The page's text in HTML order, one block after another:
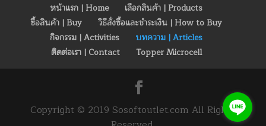
หน้าแรก | Home
เลือกสินค้า | Products
ซื้อสินค้า | Buy
วิธีสั่งซื้อและชำระเงิน | How to Buy
กิจกรรม | Activities
บทความ | Articles
ติดต่อเรา | Contact
Topper Microcell
Copyright © 2019 Sosoftoutlet.com All Rights